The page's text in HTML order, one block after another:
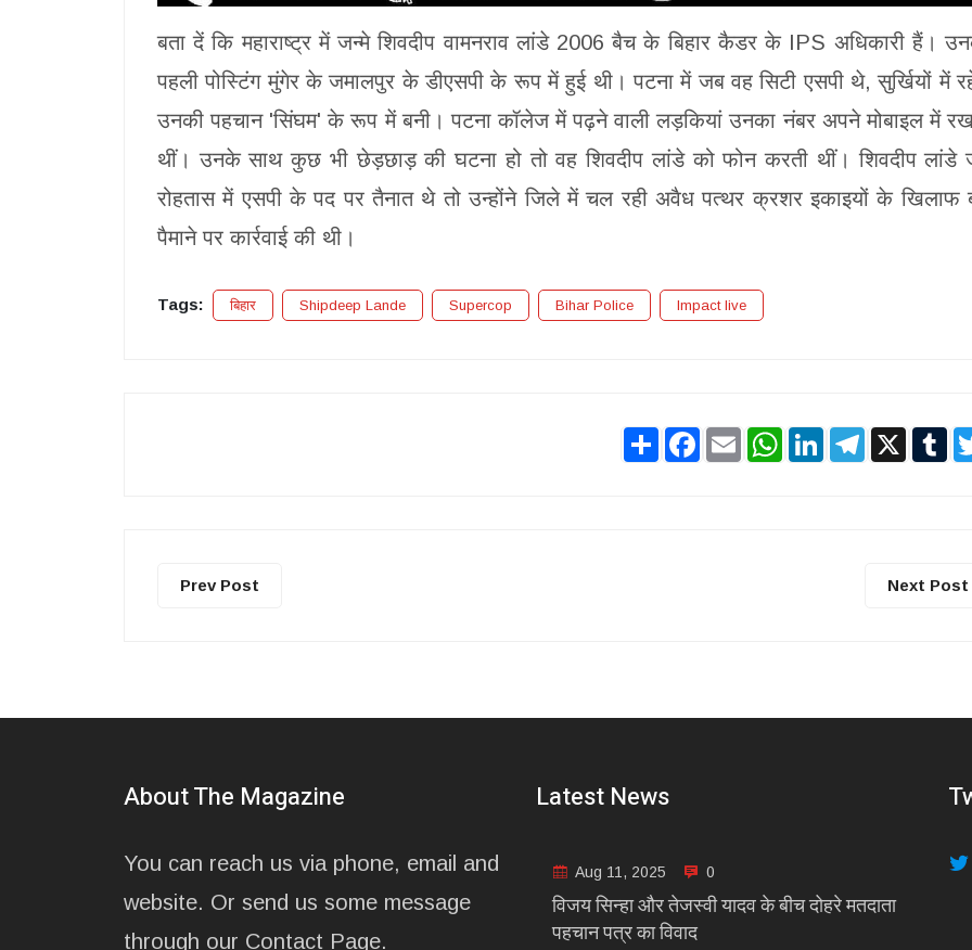
बता दें कि महाराष्ट्र में जन्मे शिवदीप वामनराव लांडे 2006 बैच के बिहार कैडर के IPS अधिकारी हैं।
पहली पोस्टिंग मुंगेर के जमालपुर के डीएसपी के रूप में हुई थी। पटना में जब वह सिटी एसपी थे, सुर्खियों में
उनकी पहचान 'सिंघम' के रूप में बनी। पटना कॉलेज में पढ़ने वाली लड़कियां उनका नंबर अपने मोबाइल में
थीं। उनके साथ कुछ भी छेड़छाड़ की घटना हो तो वह शिवदीप लांडे को फोन करती थीं। शिवदीप लांडे
रोहतास में एसपी के पद पर तैनात थे तो उन्होंने जिले में चल रही अवैध पत्थर क्रशर इकाइयों के खिलाफ
पैमाने पर कार्रवाई की थी।
Tags: बिहार Shipdeep Lande Supercop Bihar Police Impact live
Share Facebook
Email WhatsApp
LinkedInTelegram
X
Prev Post Next Post
About The Magazine
You can reach us via phone, email and
website. Or send us some message
through our Contact Page.
Latest News
Aug 11, 2025 0
विजय सिन्हा और तेजस्वी यादव के बीच दोहरे मतदाता
पहचान पत्र का विवाद